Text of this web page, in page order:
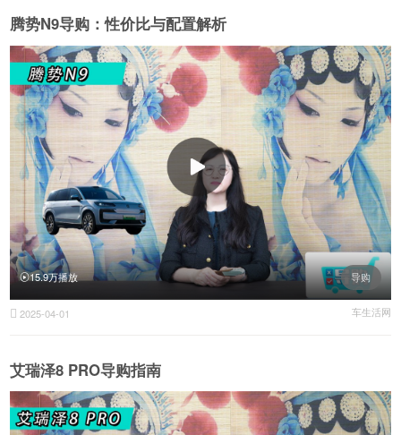
腾势N9导购：性价比与配置解析
导购
15.9万播放
 2025-04-01 车生活网
艾瑞泽8 PRO导购指南